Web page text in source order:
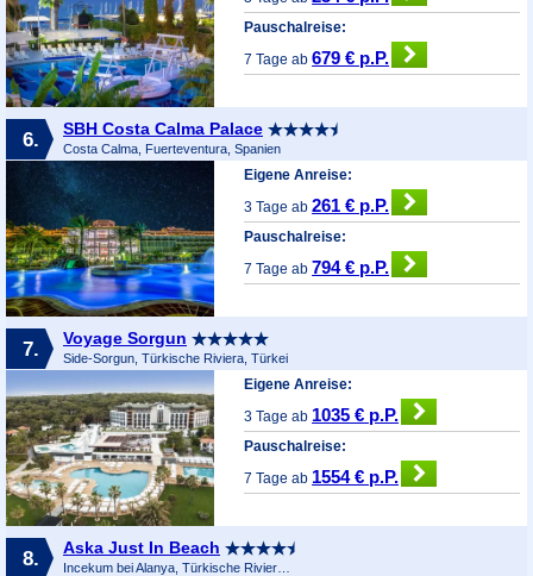
Pauschalreise:
7 Tage ab679 € p.P.
6. SBH Costa Calma Palace
Costa Calma, Fuerteventura, Spanien
Eigene Anreise:
3 Tage ab261 € p.P.
Pauschalreise:
7 Tage ab794 € p.P.
7. Voyage Sorgun
Side-Sorgun, Türkische Riviera, Türkei
Eigene Anreise:
3 Tage ab 1035 € p.P.
Pauschalreise:
7 Tage ab 1554 € p.P.
8. Aska Just In Beach
Incekum bei Alanya, Türkische Riviera, Türkei